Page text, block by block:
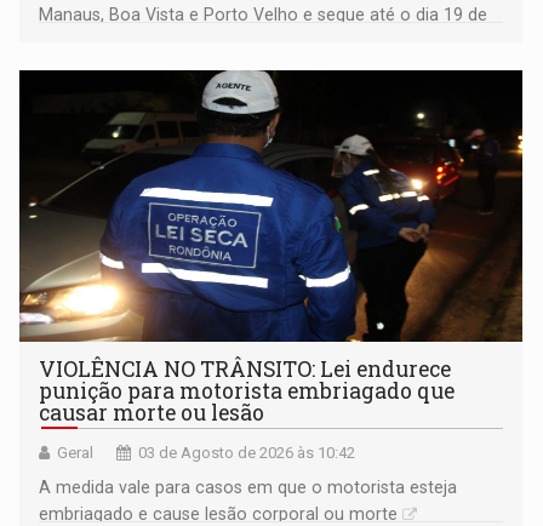
Manaus, Boa Vista e Porto Velho e segue até o dia 19 de
VIOLÊNCIA NO TRÂNSITO: Lei endurece
punição para motorista embriagado que
causar morte ou lesão
Geral 03 de Agosto de 2026 às 10:42
A medida vale para casos em que o motorista esteja
embriagado e cause lesão corporal ou morte